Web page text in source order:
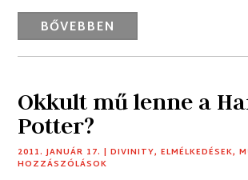
BŐVEBBEN
Okkult mű lenne a
Potter?
2011. JANUÁR 17. |DIVINITY,ELMÉLKEDÉSEK,
HOZZÁSZÓLÁSOK